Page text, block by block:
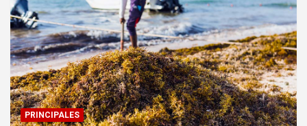
PRINCIPALES